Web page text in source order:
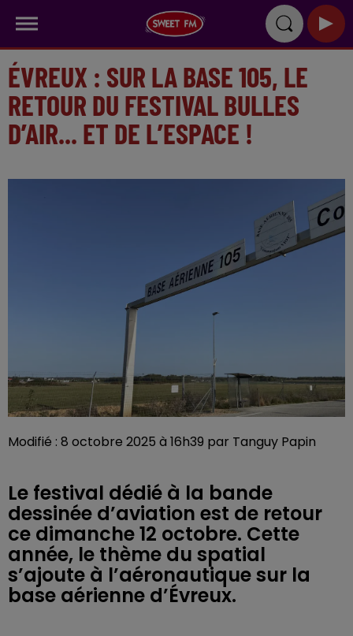
ÉVREUX : SUR LA BASE 105, LE
RETOUR DU FESTIVAL BULLES
D’AIR... ET DE L’ESPACE !
Modifié : 8 octobre 2025 à 16h39 par Tanguy Papin
Le festival dédié à la bande
dessinée d’aviation est de retour
ce dimanche 12 octobre. Cette
année, le thème du spatial
s’ajoute à l’aéronautique sur la
base aérienne d’Évreux.